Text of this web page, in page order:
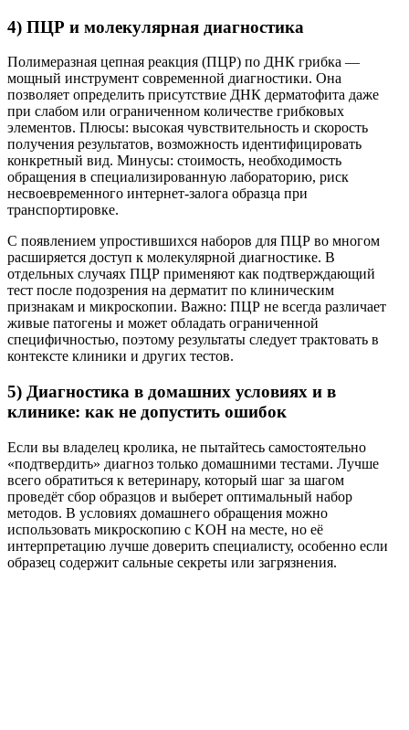
4) ПЦР и молекулярная диагностика
Полимеразная цепная реакция (ПЦР) по ДНК грибка —
мощный инструмент современной диагностики. Она
позволяет определить присутствие ДНК дерматофита даже
при слабом или ограниченном количестве грибковых
элементов. Плюсы: высокая чувствительность и скорость
получения результатов, возможность идентифицировать
конкретный вид. Минусы: стоимость, необходимость
обращения в специализированную лабораторию, риск
несвоевременного интернет-залога образца при
транспортировке.
С появлением упростившихся наборов для ПЦР во многом
расширяется доступ к молекулярной диагностике. В
отдельных случаях ПЦР применяют как подтверждающий
тест после подозрения на дерматит по клиническим
признакам и микроскопии. Важно: ПЦР не всегда различает
живые патогены и может обладать ограниченной
специфичностью, поэтому результаты следует трактовать в
контексте клиники и других тестов.
5) Диагностика в домашних условиях и в
клинике: как не допустить ошибок
Если вы владелец кролика, не пытайтесь самостоятельно
«подтвердить» диагноз только домашними тестами. Лучше
всего обратиться к ветеринару, который шаг за шагом
проведёт сбор образцов и выберет оптимальный набор
методов. В условиях домашнего обращения можно
использовать микроскопию с KOH на месте, но её
интерпретацию лучше доверить специалисту, особенно если
образец содержит сальные секреты или загрязнения.